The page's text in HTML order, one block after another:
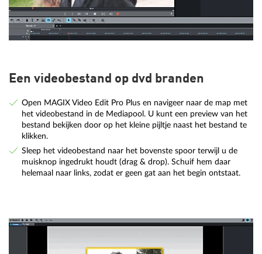
Een videobestand op dvd branden
Open MAGIX Video Edit Pro Plus en navigeer naar de map met
het videobestand in de Mediapool. U kunt een preview van het
bestand bekijken door op het kleine pijltje naast het bestand te
klikken.
Sleep het videobestand naar het bovenste spoor terwijl u de
muisknop ingedrukt houdt (drag & drop). Schuif hem daar
helemaal naar links, zodat er geen gat aan het begin ontstaat.